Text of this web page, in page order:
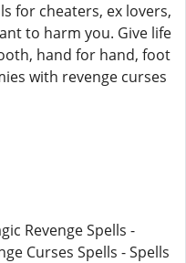
for cheaters, ex lovers,
to harm you. Give life
hand for hand, foot
with revenge curses
Revenge Spells -
Curses Spells - Spells